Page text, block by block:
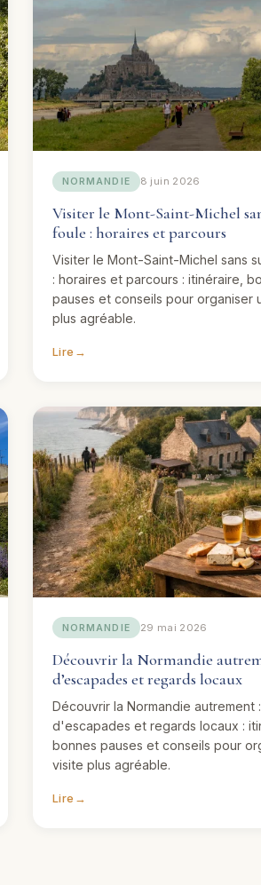
NORMANDIE 8 juin 2026
Visiter le Mont-Saint-Michel
foule : horaires et parcours
Visiter le Mont-Saint-Michel sans
: horaires et parcours : itinéraire,
pauses et conseils pour organiser
plus agréable.
Lire →
NORMANDIE 29 mai 2026
Découvrir la Normandie
d’escapades et regards locaux
Découvrir la Normandie autrement
d'escapades et regards locaux :
bonnes pauses et conseils pour
visite plus agréable.
Lire →